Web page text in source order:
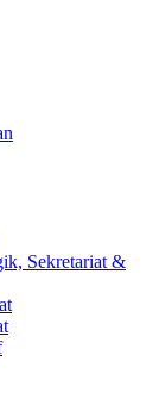
Sekretariat &